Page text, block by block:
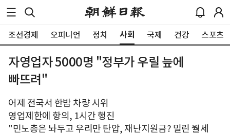
조선경제 오피니언 정치 사회 국제 건강 스포츠
자영업자 5000명 "정부가 우릴 늪에
빠뜨려"
어제 전국서 한밤 차량 시위
영업제한에 항의, 1시간 행진
"민노총은 놔두고 우리만 탄압, 재난지원금? 밀린 월세